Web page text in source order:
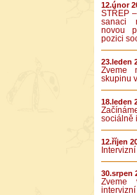
12.únor
STŘEP
sanaci
novou
pozici
23.leden
Zveme
skupinu
18.leden
sociálně
12.říjen
30.srpen
Zveme
intervizní